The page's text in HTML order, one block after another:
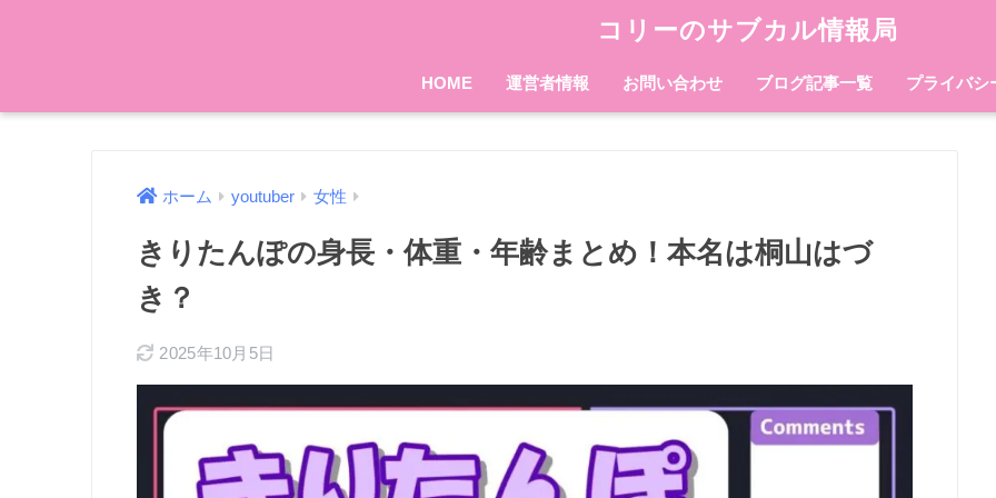
コリーのサブカル情報局
HOME 運営者情報 お問い合わせ ブログ記事一覧 プライバシ
ホーム youtuber 女性
きりたんぽの身長・体重・年齢まとめ！本名は桐山はづ
き？
2025年10月5日